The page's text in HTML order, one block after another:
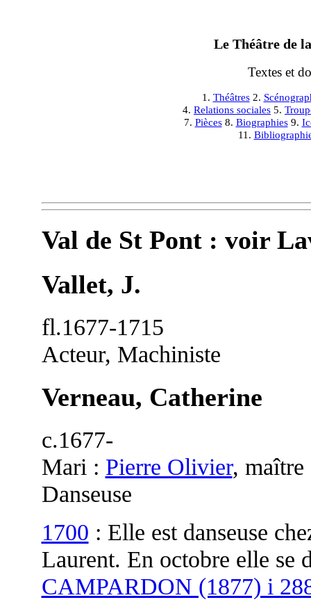
Le Théâtre de
Textes et
1. Théâtres2.
4. Relations sociales 5.
7. Pièces8. Biographies9.
11.
Val de St Pont : voir
Vallet, J.
fl.1677-1715
Acteur, Machiniste
Verneau, Catherine
c.1677-
Mari : Pierre Olivier, maître
Danseuse
1700 : Elle est danseuse
Laurent. En octobre elle se
CAMPARDON (1877) i